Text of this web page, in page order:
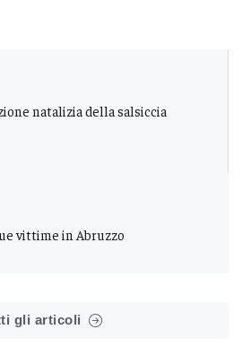
natalizia della salsiccia
vittime in Abruzzo
gli articoli